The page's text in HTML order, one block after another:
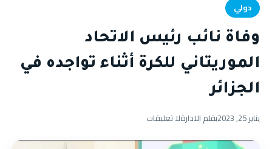
دولي
وفاة نائب رئيس الاتحاد
الموريتاني للكرة أثناء تواجده في
الجزائر
يناير 25, 2023 بقلم الادارةلا تعليقات